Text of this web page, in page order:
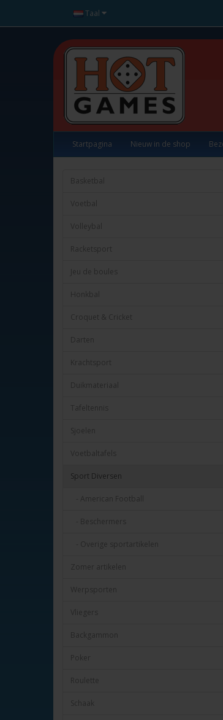
Taal
Startpagina Nieuw in de shop
Basketbal
Voetbal
Volleybal
Racketsport
Jeu de boules
Honkbal
Croquet & Cricket
Darten
Krachtsport
Duikmateriaal
Tafeltennis
Sjoelen
Voetbaltafels
Sport Diversen
- American Football
- Beschermers
- Overige sportartikelen
Zomer artikelen
Werpsporten
Vliegers
Backgammon
Poker
Roulette
Schaak